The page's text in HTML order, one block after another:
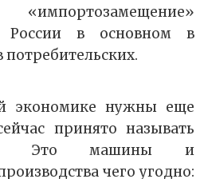
России в основном в
экономике нужны еще
принято называть
Это машины и
чего угодно: